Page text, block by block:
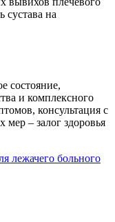
сустава на
состояние,
и комплексного
консультация с
– залог здоровья
лежачего больного